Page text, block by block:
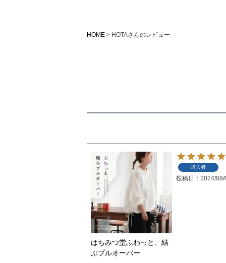
HOME HOTAさんのレビュー
はちみつ堂ふわっと、結
ぶプルオーバー
購入者
投稿日 2024/08/